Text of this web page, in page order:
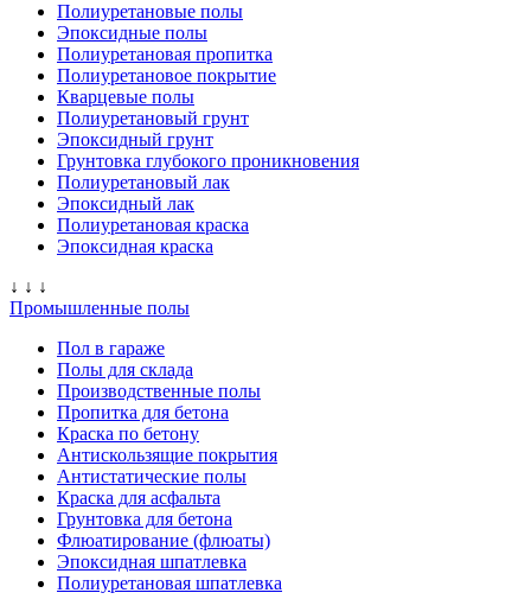
Полиуретановые полы
Эпоксидные полы
Полиуретановая пропитка
Полиуретановое покрытие
Кварцевые полы
Полиуретановый грунт
Эпоксидный грунт
Грунтовка глубокого проникновения
Полиуретановый лак
Эпоксидный лак
Полиуретановая краска
Эпоксидная краска
↓ ↓ ↓
Промышленные полы
Пол в гараже
Полы для склада
Производственные полы
Пропитка для бетона
Краска по бетону
Антискользящие покрытия
Антистатические полы
Краска для асфальта
Грунтовка для бетона
Флюатирование (флюаты)
Эпоксидная шпатлевка
Полиуретановая шпатлевка